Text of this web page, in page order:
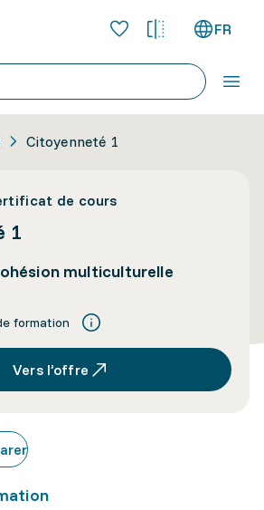
FR
Citoyenneté 1
de cours
1
multiculturelle
formation
Vers l’offre